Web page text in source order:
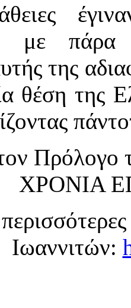
με πάρα
της
θέση της
Πρόλογο
ΧΡΟΝΙΑ
Ιωαννιτών: